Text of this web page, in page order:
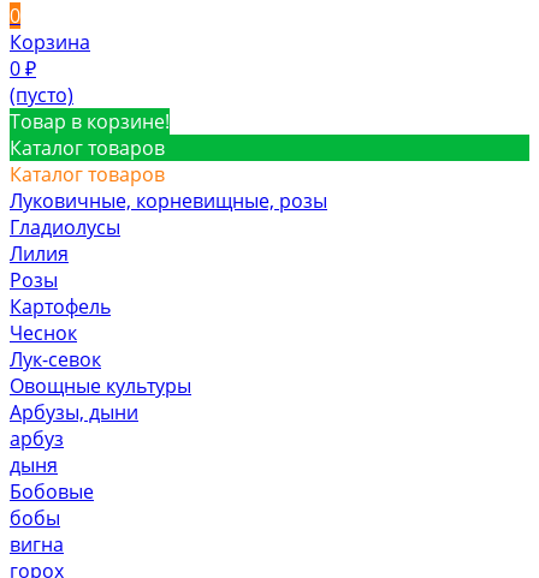
0
Корзина
0 ₽
(пусто)
Товар в корзине!
Каталог товаров
Каталог товаров
Луковичные, корневищные, розы
Гладиолусы
Лилия
Розы
Картофель
Чеснок
Лук-севок
Овощные культуры
Арбузы, дыни
арбуз
дыня
Бобовые
бобы
вигна
горох